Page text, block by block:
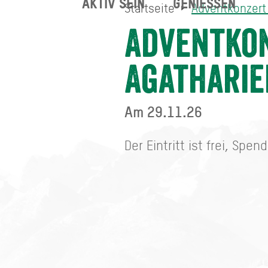
Startseite
Am 29.11.26
Der Eintritt ist frei,
Adventkonzert der
AKTIV SEIN GENIESSEN